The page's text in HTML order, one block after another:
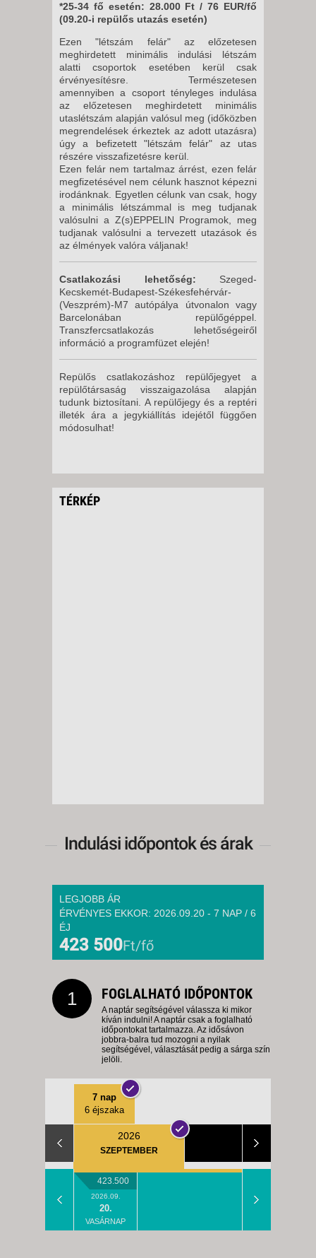
*25-34 fő esetén: 28.000 Ft / 76 EUR/fő
(09.20-i repülős utazás esetén)
Ezen "létszám felár" az előzetesen
meghirdetett minimális indulási létszám
alatti csoportok esetében kerül csak
érvényesítésre. Természetesen
amennyiben a csoport tényleges indulása
az előzetesen meghirdetett minimális
utaslétszám alapján valósul meg (időközben
megrendelések érkeztek az adott utazásra)
úgy a befizetett "létszám felár" az utas
részére visszafizetésre kerül.
Ezen felár nem tartalmaz árrést, ezen felár
megfizetésével nem célunk hasznot képezni
irodánknak. Egyetlen célunk van csak, hogy
a minimális létszámmal is meg tudjanak
valósulni a Z(s)EPPELIN Programok, meg
tudjanak valósulni a tervezett utazások és
az élmények valóra váljanak!
Csatlakozási lehetőség: Szeged-
Kecskemét-Budapest-Székesfehérvár-
(Veszprém)-M7 autópálya útvonalon vagy
Barcelonában repülőgéppel.
Transzfercsatlakozás lehetőségeiről
információ a programfüzet elején!
Repülős csatlakozáshoz repülőjegyet a
repülőtársaság visszaigazolása alapján
tudunk biztosítani. A repülőjegy és a reptéri
illeték ára a jegykiállítás idejétől függően
módosulhat!
TÉRKÉP
Indulási időpontok és árak
LEGJOBB ÁR
ÉRVÉNYES EKKOR: 2026.09.20 - 7 NAP / 6
ÉJ
423 500Ft/fő
1 FOGLALHATÓ IDŐPONTOK
A naptár segítségével válassza ki mikor
kíván indulni! A naptár csak a foglalható
időpontokat tartalmazza. Az idősávon
jobbra-balra tud mozogni a nyilak
segítségével, választását pedig a sárga szín
jelöli.
7 nap
6 éjszaka
2026
SZEPTEMBER
423.500
2026.09.
20.
VASÁRNAP